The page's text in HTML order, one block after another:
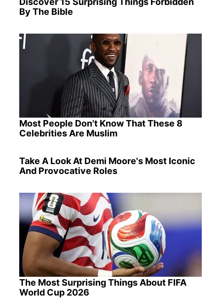
By The Bible
Most People Don't Know That These 8
Celebrities Are Muslim
Take A Look At Demi Moore's Most Iconic
And Provocative Roles
The Most Surprising Things About FIFA
World Cup 2026